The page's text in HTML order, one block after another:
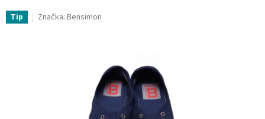
Tip Značka: Bensimon